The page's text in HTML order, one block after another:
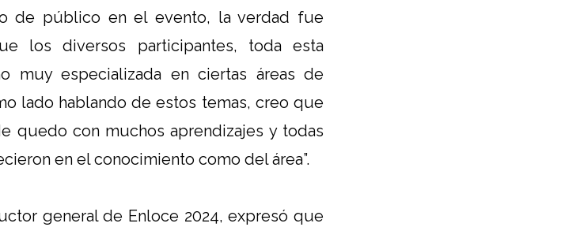
de público en el evento, la verdad fue
los diversos participantes, toda esta
muy especializada en ciertas áreas de
lado hablando de estos temas, creo que
quedo con muchos aprendizajes y todas
en el conocimiento como del área”.
general de Enloce 2024, expresó que